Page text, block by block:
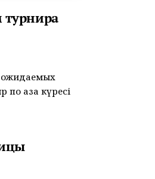
турнира
ожидаемых
қазақ күресі